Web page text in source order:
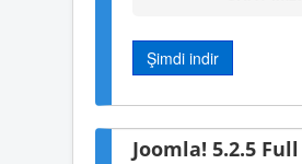
Şimdi indir
Joomla! 5.2.5